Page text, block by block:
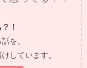
！
を、
しています。